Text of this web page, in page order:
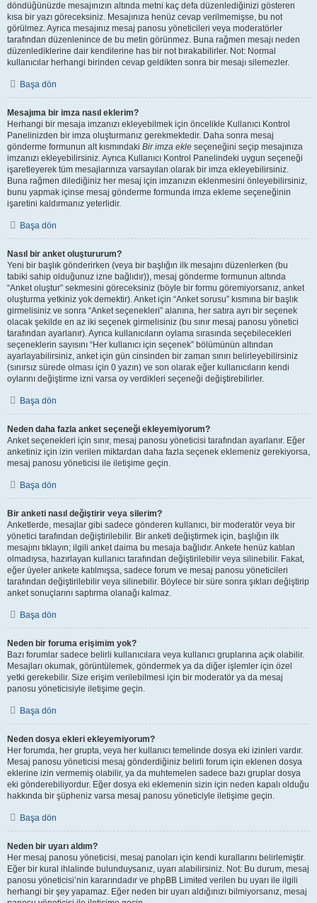
döndüğünüzde mesajınızın altında metni kaç defa düzenlediğinizi gösteren
kısa bir yazı göreceksiniz. Mesajınıza henüz cevap verilmemişse, bu not
görülmez. Ayrıca mesajınız mesaj panosu yöneticileri veya moderatörler
tarafından düzenlenince de bu metin görünmez. Buna rağmen mesajı neden
düzenlediklerine dair kendilerine has bir not bırakabilirler. Not: Normal
kullanıcılar herhangi birinden cevap geldikten sonra bir mesajı silemezler.
Başa dön
Mesajıma bir imza nasıl eklerim?
Herhangi bir mesaja imzanızı ekleyebilmek için öncelikle Kullanıcı Kontrol
Panelinizden bir imza oluşturmanız gerekmektedir. Daha sonra mesaj
gönderme formunun alt kısmındaki Bir imza ekle seçeneğini seçip mesajınıza
imzanızı ekleyebilirsiniz. Ayrıca Kullanıcı Kontrol Panelindeki uygun seçeneği
işaretleyerek tüm mesajlarınıza varsayılan olarak bir imza ekleyebilirsiniz.
Buna rağmen dilediğiniz her mesaj için imzanızın eklenmesini önleyebilirsiniz,
bunu yapmak içinse mesaj gönderme formunda imza ekleme seçeneğinin
işaretini kaldırmanız yeterlidir.
Başa dön
Nasıl bir anket oluştururum?
Yeni bir başlık gönderirken (veya bir başlığın ilk mesajını düzenlerken (bu
tabiki sahip olduğunuz izne bağlıdır)), mesaj gönderme formunun altında
“Anket oluştur” sekmesini göreceksiniz (böyle bir formu göremiyorsanız, anket
oluşturma yetkiniz yok demektir). Anket için “Anket sorusu” kısmına bir başlık
girmelisiniz ve sonra “Anket seçenekleri” alanına, her satıra ayrı bir seçenek
olacak şekilde en az iki seçenek girmelisiniz (bu sınır mesaj panosu yönetici
tarafından ayarlanır). Ayrıca kullanıcıların oylama sırasında seçebilecekleri
seçeneklerin sayısını “Her kullanıcı için seçenek” bölümünün altından
ayarlayabilirsiniz, anket için gün cinsinden bir zaman sınırı belirleyebilirsiniz
(sınırsız sürede olması için 0 yazın) ve son olarak eğer kullanıcıların kendi
oylarını değiştirme izni varsa oy verdikleri seçeneği değiştirebilirler.
Başa dön
Neden daha fazla anket seçeneği ekleyemiyorum?
Anket seçenekleri için sınır, mesaj panosu yöneticisi tarafından ayarlanır. Eğer
anketiniz için izin verilen miktardan daha fazla seçenek eklemeniz gerekiyorsa,
mesaj panosu yöneticisi ile iletişime geçin.
Başa dön
Bir anketi nasıl değiştirir veya silerim?
Anketlerde, mesajlar gibi sadece gönderen kullanıcı, bir moderatör veya bir
yönetici tarafından değiştirilebilir. Bir anketi değiştirmek için, başlığın ilk
mesajını tıklayın; ilgili anket daima bu mesaja bağlıdır. Ankete henüz katılan
olmadıysa, hazırlayan kullanıcı tarafından değiştirilebilir veya silinebilir. Fakat,
eğer üyeler ankete katılmışsa, sadece forum ve mesaj panosu yöneticileri
tarafından değiştirilebilir veya silinebilir. Böylece bir süre sonra şıkları değiştirip
anket sonuçlarını saptırma olanağı kalmaz.
Başa dön
Neden bir foruma erişimim yok?
Bazı forumlar sadece belirli kullanıcılara veya kullanıcı gruplarına açık olabilir.
Mesajları okumak, görüntülemek, göndermek ya da diğer işlemler için özel
yetki gerekebilir. Size erişim verilebilmesi için bir moderatör ya da mesaj
panosu yöneticisiyle iletişime geçin.
Başa dön
Neden dosya ekleri ekleyemiyorum?
Her forumda, her grupta, veya her kullanıcı temelinde dosya eki izinleri vardır.
Mesaj panosu yöneticisi mesaj gönderdiğiniz belirli forum için eklenen dosya
eklerine izin vermemiş olabilir, ya da muhtemelen sadece bazı gruplar dosya
eki gönderebiliyordur. Eğer dosya eki eklemenin sizin için neden kapalı olduğu
hakkında bir şüpheniz varsa mesaj panosu yöneticiyle iletişime geçin.
Başa dön
Neden bir uyarı aldım?
Her mesaj panosu yöneticisi, mesaj panoları için kendi kurallarını belirlemiştir.
Eğer bir kural ihlalinde bulunduysanız, uyarı alabilirsiniz. Not: Bu durum, mesaj
panosu yöneticisi’nin kararındadır ve phpBB Limited verilen bu uyarı ile ilgili
herhangi bir şey yapamaz. Eğer neden bir uyarı aldığınızı bilmiyorsanız, mesaj